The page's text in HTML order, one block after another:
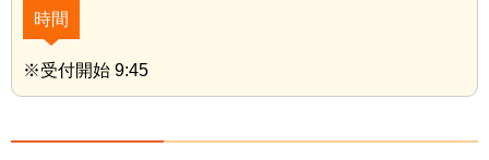
時間
※受付開始 9:45